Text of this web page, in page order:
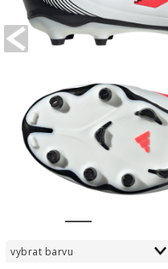
vybrat barvu